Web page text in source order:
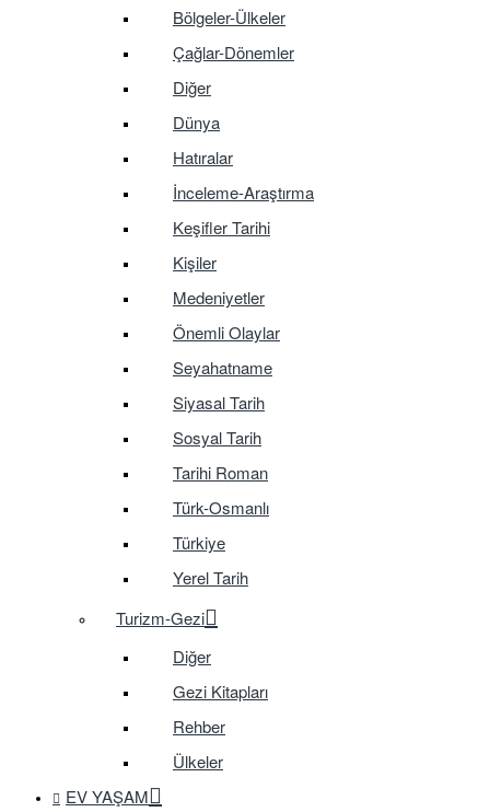
Bölgeler-Ülkeler
Çağlar-Dönemler
Diğer
Dünya
Hatıralar
İnceleme-Araştırma
Keşifler Tarihi
Kişiler
Medeniyetler
Önemli Olaylar
Seyahatname
Siyasal Tarih
Sosyal Tarih
Tarihi Roman
Türk-Osmanlı
Türkiye
Yerel Tarih
Turizm-Gezi
Diğer
Gezi Kitapları
Rehber
Ülkeler
EV YAŞAM